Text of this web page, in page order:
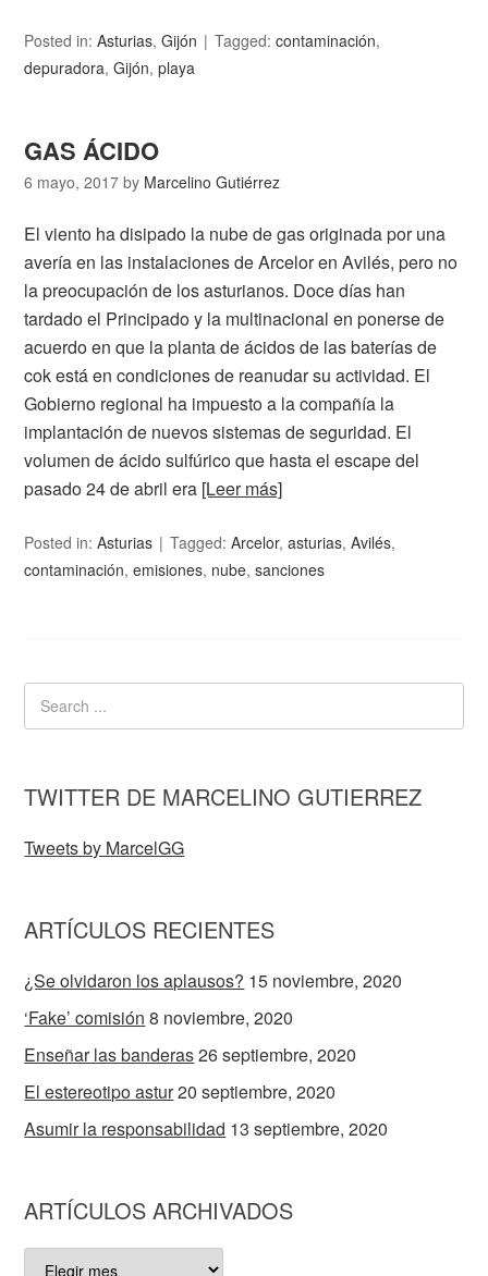
Posted in:Asturias,Gijón Tagged:contaminación,
depuradora,Gijón,playa
GAS ÁCIDO
6 mayo, 2017 by Marcelino Gutiérrez
El viento ha disipado la nube de gas originada por una
avería en las instalaciones de Arcelor en Avilés, pero no
la preocupación de los asturianos. Doce días han
tardado el Principado y la multinacional en ponerse de
acuerdo en que la planta de ácidos de las baterías de
cok está en condiciones de reanudar su actividad. El
Gobierno regional ha impuesto a la compañía la
implantación de nuevos sistemas de seguridad. El
volumen de ácido sulfúrico que hasta el escape del
pasado 24 de abril era [Leer más]
Posted in:Asturias Tagged:Arcelor,asturias,Avilés,
contaminación,emisiones, nube,sanciones
TWITTER DE MARCELINO GUTIERREZ
Tweets by MarcelGG
ARTÍCULOS RECIENTES
¿Se olvidaron los aplausos? 15 noviembre, 2020
‘Fake’ comisión 8 noviembre, 2020
Enseñar las banderas26 septiembre, 2020
El estereotipo astur20 septiembre, 2020
Asumir la responsabilidad 13 septiembre, 2020
ARTÍCULOS ARCHIVADOS
ARTÍCULOS